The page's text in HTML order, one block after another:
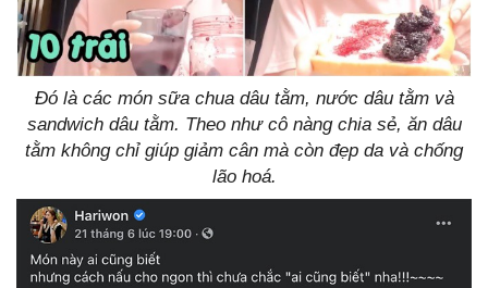
Đó là các món sữa chua dâu tằm, nước dâu tằm và
sandwich dâu tằm. Theo như cô nàng chia sẻ, ăn dâu
tằm không chỉ giúp giảm cân mà còn đẹp da và chống
lão hoá.